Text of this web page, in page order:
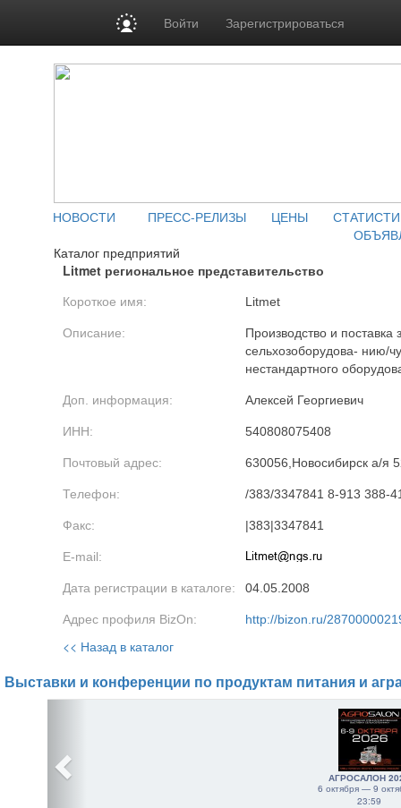
Войти Зарегистрироваться
НОВОСТИ ПРЕСС-РЕЛИЗЫ ЦЕНЫ
Каталог предприятий
Litmet региональное представительство
Короткое имя: Litmet
Описание:
Производство и поставка
сельхозоборудова- нию/
нестандартного
Доп. информация: Алексей Георгиевич
ИНН: 540808075408
Почтовый адрес: 630056,Новосибирск а/я
Телефон: /383/3347841 8-913 388-
Факс: |383|3347841
E-mail:
Дата регистрации в каталоге: 04.05.2008
Адрес профиля BizOn: http://bizon.ru/
<< Назад в каталог
Выставки и конференции по продуктам питания и
АГРОСАЛОН
6 октября — 9
23:59